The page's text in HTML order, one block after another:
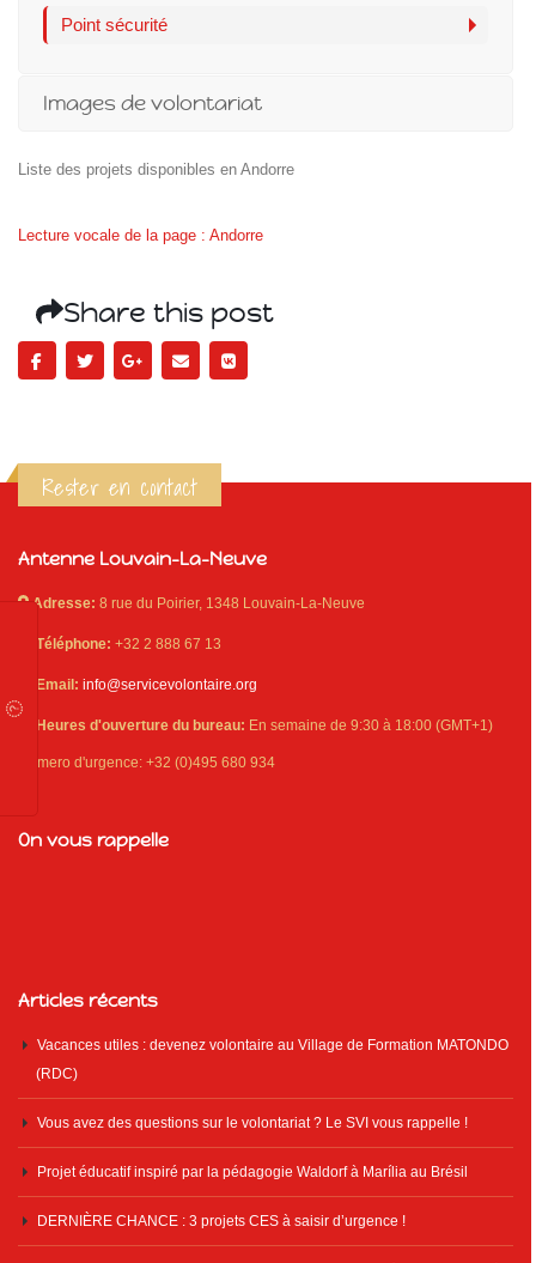
Point sécurité
Images de volontariat
Liste des projets disponibles en Andorre
Lecture vocale de la page : Andorre
Share this post
Rester en contact
Antenne Louvain-La-Neuve
Adresse: 8 rue du Poirier, 1348 Louvain-La-Neuve
Téléphone: +32 2 888 67 13
Email: info@servicevolontaire.org
Heures d'ouverture du bureau: En semaine de 9:30 à 18:00 (GMT+1)
Numero d'urgence: +32 (0)495 680 934
On vous rappelle
Articles récents
Vacances utiles : devenez volontaire au Village de Formation MATONDO
(RDC)
Vous avez des questions sur le volontariat ? Le SVI vous rappelle !
Projet éducatif inspiré par la pédagogie Waldorf à Marília au Brésil
DERNIÈRE CHANCE : 3 projets CES à saisir d’urgence !